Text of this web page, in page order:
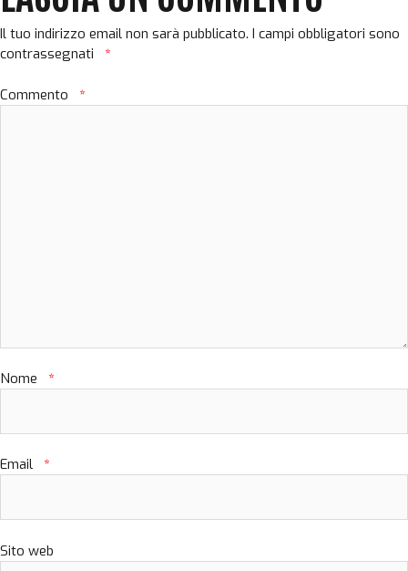
Il tuo indirizzo email non sarà pubblicato. I campi obbligatori sono
contrassegnati
*
Commento *
Nome *
Email *
Sito web